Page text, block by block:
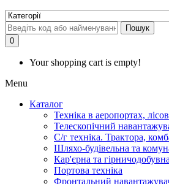
Пошук
0
Your shopping cart is empty!
Menu
Каталог
Техніка в аеропортах,
Телескопічний
С/г техніка. Трактора,
Шляхо-будівельна та
Кар'єрна та
Портова техніка
Фронтальний